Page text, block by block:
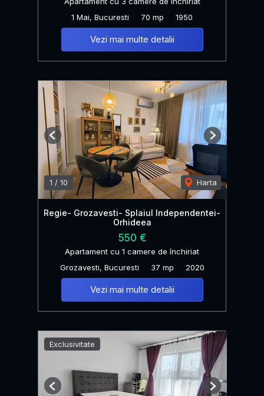
1 Mai, Bucuresti
70 mp 1950
Vezi mai multe detalii
1 / 10 Harta
Previous Next
Regie- Grozavesti- Splaiul Independentei-
Orhideea
550 €
Apartament cu 1 camere de închiriat
Grozavesti, Bucuresti
37 mp 2020
Vezi mai multe detalii
Exclusivitate
Previous Next